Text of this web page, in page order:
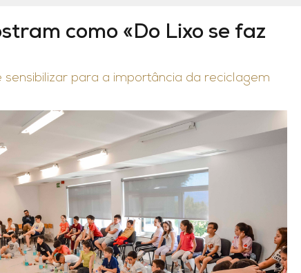
como «Do Lixo se faz
para a importância da reciclagem